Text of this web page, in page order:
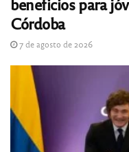
Córdoba
7 de agosto de 2026